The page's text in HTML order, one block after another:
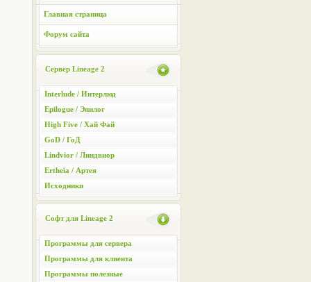
Главная страница
Форум сайта
Сервер Lineage 2
Interlude / Интерлюд
Epilogue / Эпилог
High Five / Хай Фай
GoD / ГоД
Lindvior / Линдвиор
Ertheia / Артея
Исходники
Софт для Lineage 2
Программы для сервера
Программы для клиента
Программы полезные